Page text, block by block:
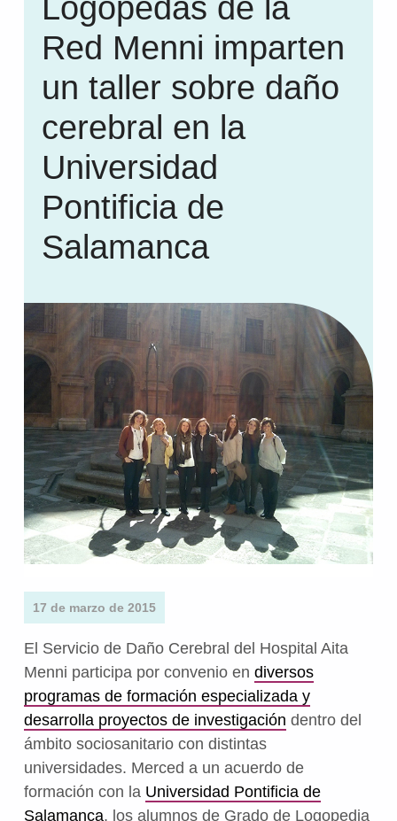
Logopedas de la
Red Menni imparten
un taller sobre daño
cerebral en la
Universidad
Pontificia de
Salamanca
17 de marzo de 2015
El Servicio de Daño Cerebral del Hospital Aita
Menni participa por convenio en diversos
programas de formación especializada y
desarrolla proyectos de investigación dentro del
ámbito sociosanitario con distintas
universidades. Merced a un acuerdo de
formación con la Universidad Pontificia de
Salamanca, los alumnos de Grado de Logopedia